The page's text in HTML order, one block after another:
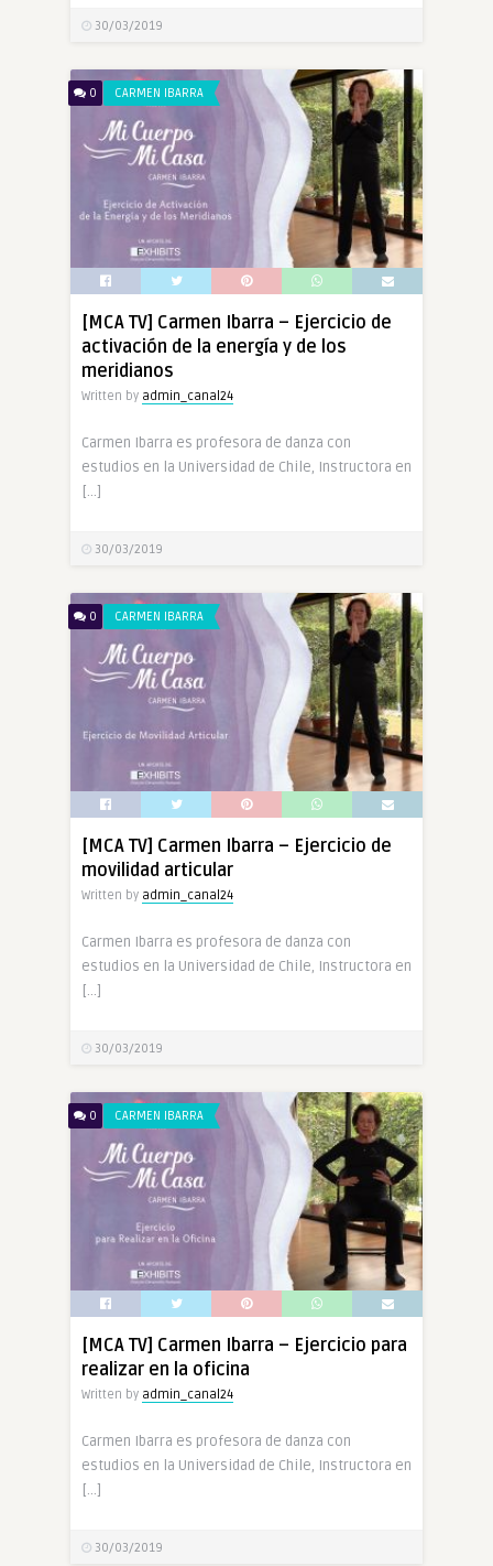
30/03/2019
0 CARMEN IBARRA
[MCA TV] Carmen Ibarra – Ejercicio de
activación de la energía y de los
meridianos
Written by admin_canal24
Carmen Ibarra es profesora de danza con
estudios en la Universidad de Chile, Instructora en
[…]
30/03/2019
0 CARMEN IBARRA
[MCA TV] Carmen Ibarra – Ejercicio de
movilidad articular
Written by admin_canal24
Carmen Ibarra es profesora de danza con
estudios en la Universidad de Chile, Instructora en
[…]
30/03/2019
0 CARMEN IBARRA
[MCA TV] Carmen Ibarra – Ejercicio para
realizar en la oficina
Written by admin_canal24
Carmen Ibarra es profesora de danza con
estudios en la Universidad de Chile, Instructora en
[…]
30/03/2019